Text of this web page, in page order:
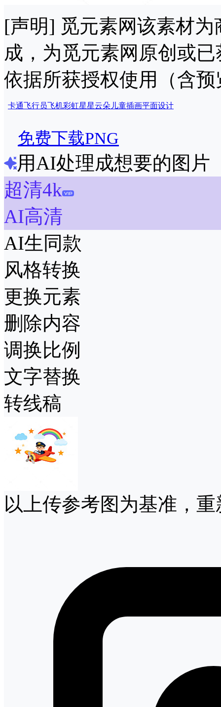
[声明] 觅元素网该素材
成，为觅元素网原创或
依据所获授权使用（含
卡通飞行员飞机彩虹星星云朵儿童插画平面设计
免费下载PNG
用AI处理成想要的图片
超清4k
AI高清
AI生同款
风格转换
更换元素
删除内容
调换比例
文字替换
转线稿
以上传参考图为基准，